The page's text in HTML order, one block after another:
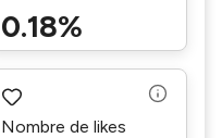
0.18%
Nombre de likes